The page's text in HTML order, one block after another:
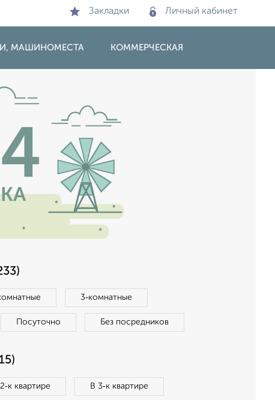
Закладки Личный кабинет
МАШИНОМЕСТА КОММЕРЧЕСКАЯ
3‑комнатные
Посуточно Без посредников
квартире В 3‑к квартире